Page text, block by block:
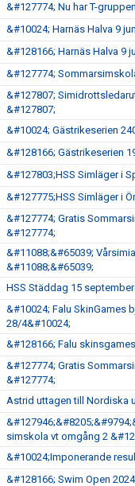
&#127774; Nu har T-
&#10024; Harnäs Halva 9
&#128166; Harnäs Halva 9
&#127774;
&#127807;
&#127807;
&#10024; Gästrikeserien
&#128166; Gästrikeserien
&#127803;HSS Simläger i
&#127775;HSS Simläger i
&#127774; Gratis
&#127774;
&#11088;&#65039;
&#11088;&#65039;
HSS Städdag 15
&#10024; Falu SkinGames
28/4&#10024;
&#128166; Falu
&#127774; Gratis
&#127774;
Astrid uttagen till Nordiska
simskola vt omgång 2
&#10024;Imponerande
&#128166; Swim Open